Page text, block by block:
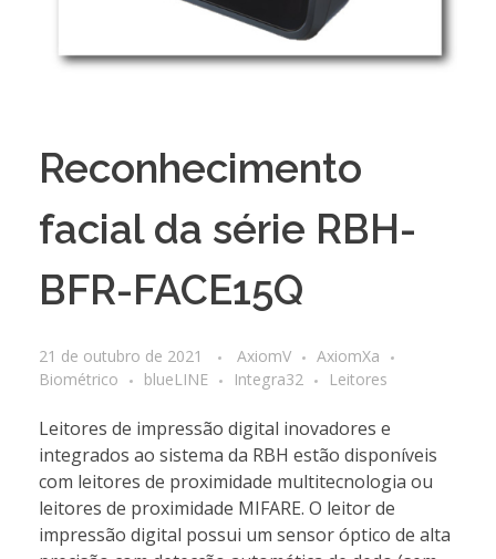
Reconhecimento
facial da série RBH-
BFR-FACE15Q
21 de outubro de 2021 AxiomV
AxiomXa
Biométrico
blueLINE Integra32 Leitores
Leitores de impressão digital inovadores e
integrados ao sistema da RBH estão disponíveis
com leitores de proximidade multitecnologia ou
leitores de proximidade MIFARE. O leitor de
impressão digital possui um sensor óptico de alta